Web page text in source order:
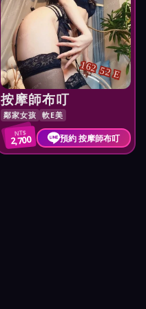
162 52 E
按摩師布叮
鄰家女孩 軟E美
NT$
2,700 預約 按摩師布叮